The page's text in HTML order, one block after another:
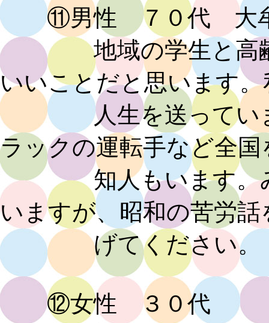
⑪男性 ７０代 大
地域の学生と高齢者
いいことだと思います
人生を送っていませ
ラックの運転手など全
知人もいます。み
いますが、昭和の苦労
げてください。
⑫女性 ３０代